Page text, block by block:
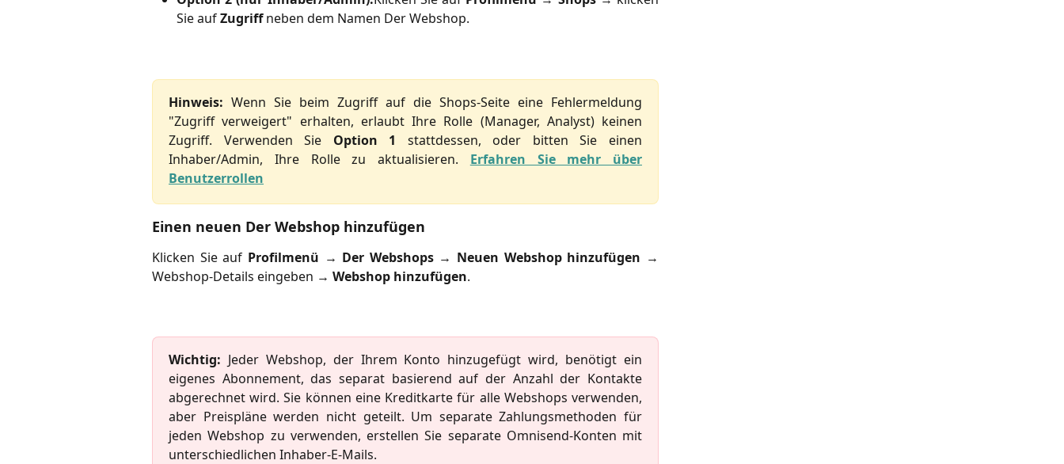
Sie aufZugriffneben dem Namen Der Webshop.
Hinweis: Wenn Sie beim Zugriff auf die Shops-Seite eine Fehlermeldung
"Zugriff verweigert" erhalten, erlaubt Ihre Rolle (Manager, Analyst) keinen
Zugriff. Verwenden Sie Option 1
stattdessen, oder bitten Sie einen
Inhaber/Admin, Ihre Rolle zu aktualisieren. Erfahren Sie mehr über
Benutzerrollen
Einen neuen Der Webshop hinzufügen
Klicken Sie auf Profilmenü → Der Webshops→ Neuen Webshop hinzufügen →
Webshop-Details eingeben → Webshop hinzufügen.
Wichtig: Jeder Webshop, der Ihrem Konto hinzugefügt wird, benötigt ein
eigenes Abonnement, das separat basierend auf der Anzahl der Kontakte
abgerechnet wird. Sie können eine Kreditkarte für alle Webshops verwenden,
aber Preispläne werden nicht geteilt. Um separate Zahlungsmethoden für
jeden Webshop zu verwenden, erstellen Sie separate Omnisend-Konten mit
unterschiedlichen Inhaber-E-Mails.